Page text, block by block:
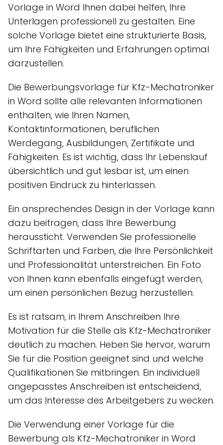
Vorlage in Word Ihnen dabei helfen, Ihre
Unterlagen professionell zu gestalten. Eine
solche Vorlage bietet eine strukturierte Basis,
um Ihre Fähigkeiten und Erfahrungen optimal
darzustellen.
Die Bewerbungsvorlage für Kfz-Mechatroniker
in Word sollte alle relevanten Informationen
enthalten, wie Ihren Namen,
Kontaktinformationen, beruflichen
Werdegang, Ausbildungen, Zertifikate und
Fähigkeiten. Es ist wichtig, dass Ihr Lebenslauf
übersichtlich und gut lesbar ist, um einen
positiven Eindruck zu hinterlassen.
Ein ansprechendes Design in der Vorlage kann
dazu beitragen, dass Ihre Bewerbung
heraussticht. Verwenden Sie professionelle
Schriftarten und Farben, die Ihre Persönlichkeit
und Professionalität unterstreichen. Ein Foto
von Ihnen kann ebenfalls eingefügt werden,
um einen persönlichen Bezug herzustellen.
Es ist ratsam, in Ihrem Anschreiben Ihre
Motivation für die Stelle als Kfz-Mechatroniker
deutlich zu machen. Heben Sie hervor, warum
Sie für die Position geeignet sind und welche
Qualifikationen Sie mitbringen. Ein individuell
angepasstes Anschreiben ist entscheidend,
um das Interesse des Arbeitgebers zu wecken.
Die Verwendung einer Vorlage für die
Bewerbung als Kfz-Mechatroniker in Word